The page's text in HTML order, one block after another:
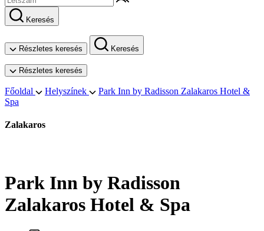
Keresés
Részletes keresés Keresés
Részletes keresés
Főoldal Helyszínek
Park Inn by Radisson Zalakaros Hotel &
Spa
Zalakaros
Park Inn by Radisson
Zalakaros Hotel & Spa